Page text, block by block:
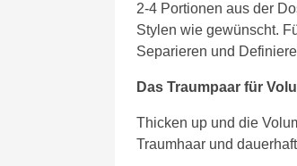
2-4 Portionen aus der
Stylen wie gewünscht.
Separieren und
Das Traumpaar für
Thicken up und die
Traumhaar und